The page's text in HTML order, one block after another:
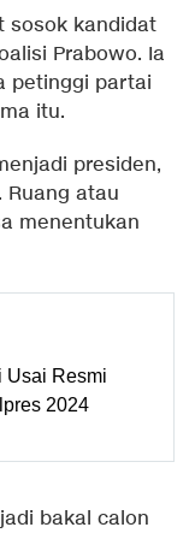
sosok kandidat
Prabowo. Ia
petinggi partai
itu.
presiden,
Ruang atau
menentukan
Usai Resmi
2024
bakal calon